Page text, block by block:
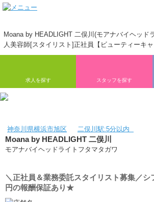
Moana by HEADLIGHT 二俣川(モアナバイヘッド
人美容師[スタイリスト]正社員【ビューティーキャ
求人を探す スタッフを探す
神奈川県横浜市旭区 二俣川駅:5分以内
Moana by HEADLIGHT 二俣川
モアナバイヘッドライトフタマタガワ
＼正社員＆業務委託スタイリスト募集／シ
円の報酬保証あり★